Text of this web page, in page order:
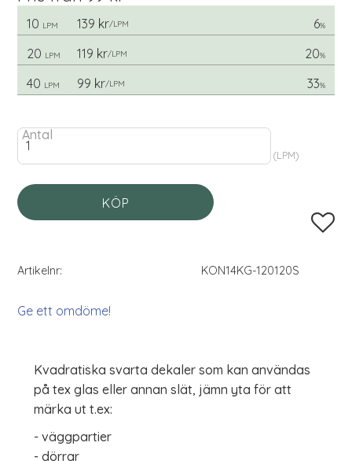
10 LPM 139 kr/LPM 6%
20 LPM 119 kr/LPM 20%
40 LPM 99 kr/LPM 33%
Antal
LPM
KÖP
Lägg
Artikelnr KON14KG-120120S
Ge ett omdöme!
Kvadratiska svarta dekaler som kan användas
på tex glas eller annan slät, jämn yta för att
märka ut t.ex:
- väggpartier
- dörrar